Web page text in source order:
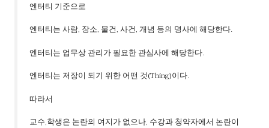
엔터티 기준으로
엔터티는 사람, 장소, 물건, 사건, 개념 등의 명사에 해당한다.
엔터티는 업무상 관리가 필요한 관심사에 해당한다.
엔터티는 저장이 되기 위한 어떤 것(Thing)이다.
따라서
교수,학생은 논란의 여지가 없으나, 수강과 청약자에서 논란이